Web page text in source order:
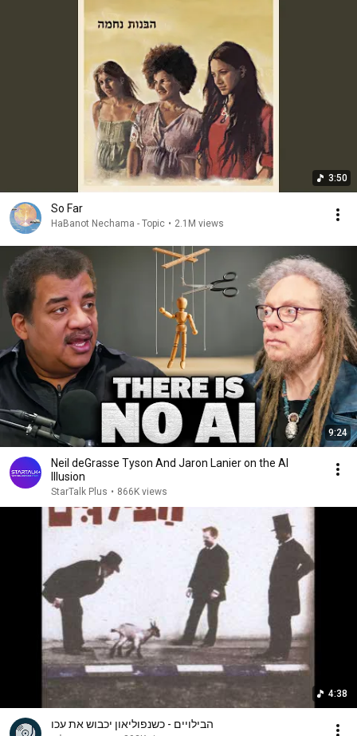
3:50
So Far
HaBanot Nechama - Topic • 2.1M views
9:24
Neil deGrasse Tyson And Jaron Lanier on the AI
Illusion
StarTalk Plus • 866K views
4:38
הבילויים - כשנפוליאון יכבוש את עכו